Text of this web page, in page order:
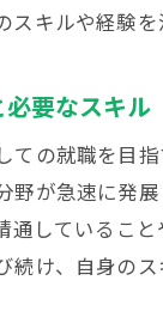
スキルや経験
要なスキル
ての就職を目
野が急速に発
通しているこ
け、自身のス